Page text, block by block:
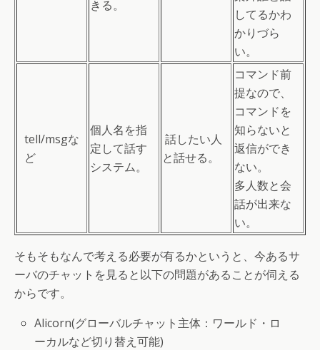
きる。
してるかわ
かりづら
い。
tell/msgな
ど
個人名を指
定して話す
システム。
話したい人
と話せる。
コマンド前
提なので、
コマンドを
知らないと
返信ができ
ない。
多人数と会
話が出来な
い。
そもそもなんで考える必要が有るかというと、今あるサ
ーバのチャットを見ると以下の問題があることが伺える
からです。
Alicorn(グローバルチャット主体：ワールド・ロ
ーカルなど切り替え可能)